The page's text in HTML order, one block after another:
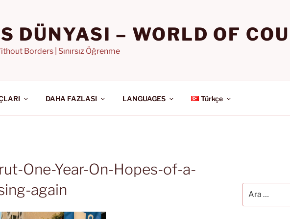
DÜNYASI – WORLD OF
Borders | Sınırsız Öğrenme
DAHA FAZLASI LANGUAGES Türkçe
One-Year-On-Hopes-of-a-
again